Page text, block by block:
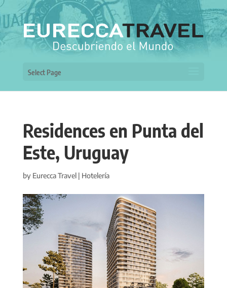
Select Page
Residences en Punta del
Este, Uruguay
by Eurecca Travel| Hotelería